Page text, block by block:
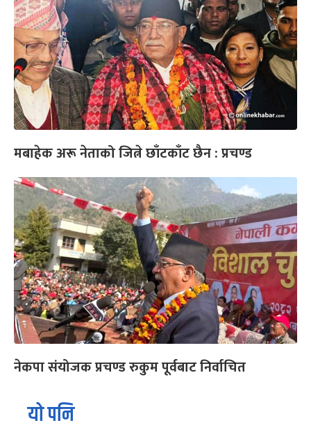
मबाहेक अरू नेताको जित्ने छाँटकाँट छैन : प्रचण्ड
नेकपा संयोजक प्रचण्ड रुकुम पूर्वबाट निर्वाचित
यो पनि